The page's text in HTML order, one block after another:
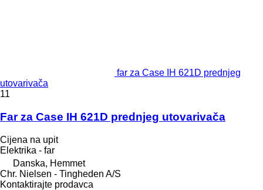
far za Case IH 621D prednjeg
utovarivača
11
Far za Case IH 621D prednjeg utovarivača
Cijena na upit
Elektrika - far
Danska, Hemmet
Chr. Nielsen - Tingheden A/S
Kontaktirajte prodavca